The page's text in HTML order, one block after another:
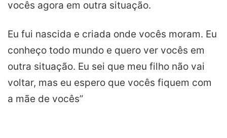
vocês agora em outra situação.
Eu fui nascida e criada onde vocês moram. Eu
conheço todo mundo e quero ver vocês em
outra situação. Eu sei que meu filho não vai
voltar, mas eu espero que vocês fiquem com
a mãe de vocês”